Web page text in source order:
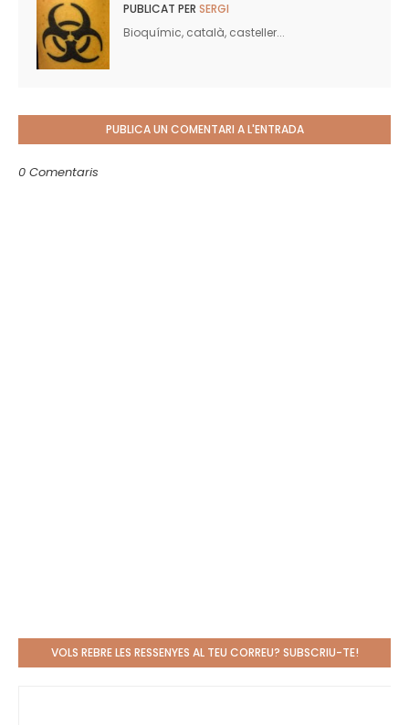
PUBLICAT PER SERGI
Bioquímic, català, casteller...
PUBLICA UN COMENTARI A L'ENTRADA
0 Comentaris
VOLS REBRE LES RESSENYES AL TEU CORREU? SUBSCRIU-TE!